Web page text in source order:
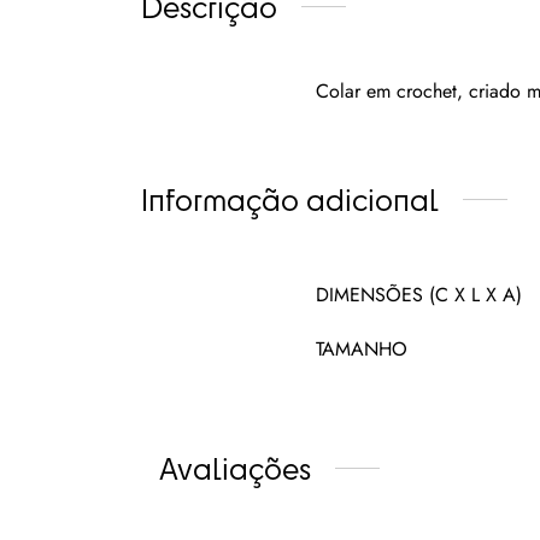
Colar em crochet, criado
Informação adicional
DIMENSÕES (C X L X A)
TAMANHO
Avaliações